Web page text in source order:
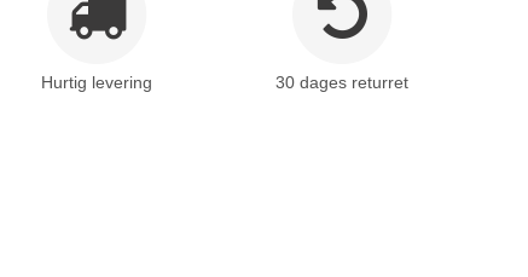
Hurtig levering 30 dages returret